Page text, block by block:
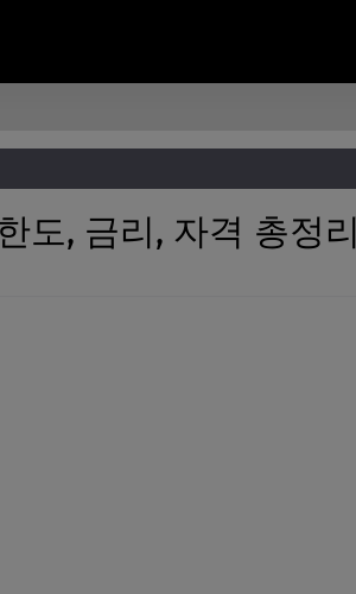
도, 금리, 자격 총정리